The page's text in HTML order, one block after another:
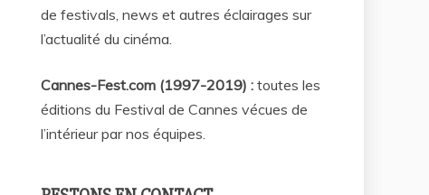
de festivals, news et autres éclairages sur
l’actualité du cinéma
Cannes-Fest.com (1997-2019) : toutes les
éditions du Festival de Cannes vécues de
l’intérieur par nos équipes.